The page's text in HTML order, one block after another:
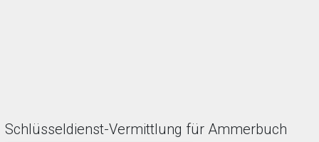
Schlüsseldienst-Vermittlung für Ammerbuch